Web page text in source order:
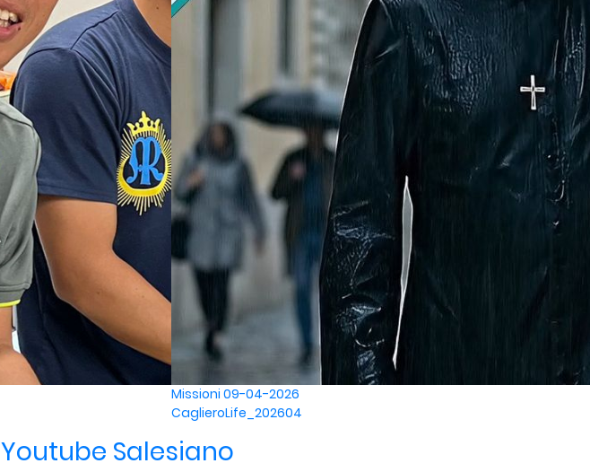
Missioni 09-04-2026
CaglieroLife_202604
Youtube Salesiano